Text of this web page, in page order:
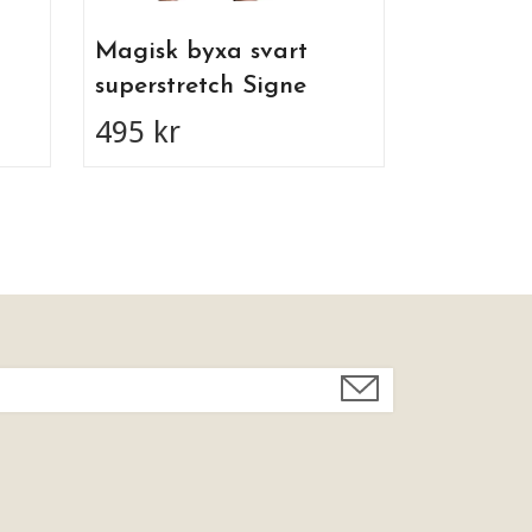
Magisk byxa svart
superstretch Signe
495 kr